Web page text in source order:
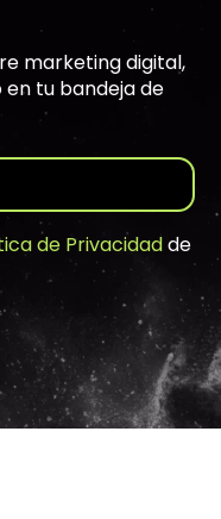
marketing digital,
tu bandeja de
de Privacidadde